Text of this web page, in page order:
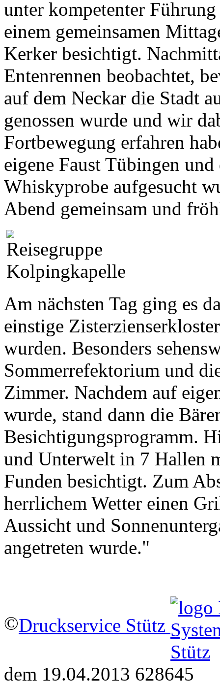
unter kompetenter
einem gemeinsamen
Kerker besichtigt.
Entenrennen beobachtet,
auf dem Neckar die Stadt
genossen wurde und wir
Fortbewegung erfahren
eigene Faust Tübingen
Whiskyprobe aufgesucht
Abend gemeinsam und
Am nächsten Tag ging es
einstige
wurden. Besonders
Sommerrefektorium und
Zimmer. Nachdem auf
wurde, stand dann die
Besichtigungsprogramm.
und Unterwelt in 7 Hallen
Funden besichtigt. Zum
herrlichem Wetter einen
Aussicht und
angetreten wurde."
©Druckservice Stütz
dem 19.04.2013 628645